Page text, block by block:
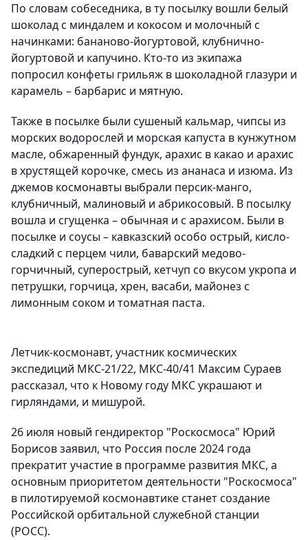
По словам собеседника, в ту посылку вошли белый
шоколад с миндалем и кокосом и молочный с
начинками: бананово-йогуртовой, клубнично-
йогуртовой и капучино. Кто-то из экипажа
попросил конфеты грильяж в шоколадной глазури и
карамель – барбарис и мятную.
Также в посылке были сушеный кальмар, чипсы из
морских водорослей и морская капуста в кунжутном
масле, обжаренный фундук, арахис в какао и арахис
в хрустящей корочке, смесь из ананаса и изюма. Из
джемов космонавты выбрали персик-манго,
клубничный, малиновый и абрикосовый. В посылку
вошла и сгущенка – обычная и с арахисом. Были в
посылке и соусы – кавказский особо острый, кисло-
сладкий с перцем чили, баварский медово-
горчичный, суперострый, кетчуп со вкусом укропа и
петрушки, горчица, хрен, васаби, майонез с
лимонным соком и томатная паста.
Летчик-космонавт, участник космических
экспедиций МКС-21/22, МКС-40/41 Максим Сураев
рассказал, что к Новому году МКС украшают и
гирляндами, и мишурой.
26 июля новый гендиректор "Роскосмоса‎" Юрий
Борисов заявил, что Россия после 2024 года
прекратит участие в программе развития МКС, а
основным приоритетом деятельности "Роскосмоса‎"
в пилотируемой космонавтике станет создание
Российской орбитальной служебной станции
(РОСС).